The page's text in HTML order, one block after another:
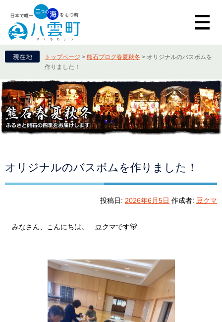
トップページ > 熊石ブログ春夏秋冬 > オリジナルのバスボムを
作りました！
オリジナルのバスボムを作りました！
投稿日: 2026年6月5日 作成者: 豆クマ
みなさん、こんにちは。 豆クマです🐻